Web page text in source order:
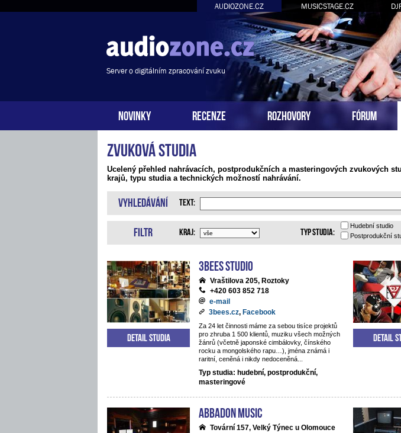
AUDIOZONE.CZ MUSICSTAGE.CZ
Server o digitálním zpracování zvuku
NOVINKY RECENZE ROZHOVORY FÓRUM
Zvuková studia
Ucelený přehled nahrávacích, postprodukčních a masteringových zvukových
krajů, typu studia a technických možností nahrávání.
Vyhledávání Text:
Filtr Kraj:
Hudebnístudio
Postprodukční
Typ studia:
3bees studio
Vraštilova 205, Roztoky
+420 603 852 718
e-mail
3bees.cz, Facebook
Za 24 let činnosti máme za sebou tisíce projektů
pro zhruba 1 500 klientů, muziku všech možných
žánrů (včetně japonské cimbálovky, čínského
rocku a mongolského rapu…), jména známá i
raritní, ceněná i nikdy nedoceněná...
Typ studia: hudební, postprodukční,
masteringové
Detail studia Detail
ABBADON Music
Tovární 157, Velký Týnec u Olomouce